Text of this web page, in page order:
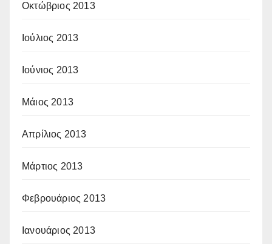
Οκτώβριος 2013
Ιούλιος 2013
Ιούνιος 2013
Μάιος 2013
Απρίλιος 2013
Μάρτιος 2013
Φεβρουάριος 2013
Ιανουάριος 2013